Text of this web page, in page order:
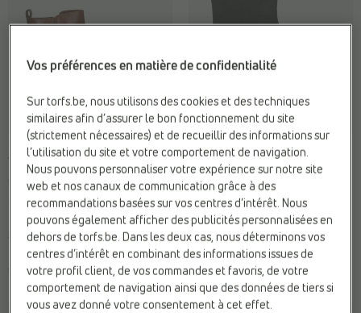
BOTTINES PLATES
Tamaris
€ 110,00
Confort: Amortis
supplémentaires
Marque:Tamaris
Sexe:Femmes
BOTTINES À TALONS
Tamaris
€ 79,95
Hauteur de talon:
cm)
Matière:Textile
Web-Only:N
Vos préférences en matière de confidentialité
Sur torfs.be, nous utilisons des cookies et des techniques
similaires afin d’assurer le bon fonctionnement du site
(strictement nécessaires) et de recueillir des informations sur
l’utilisation du site et votre comportement de navigation.
Nous pouvons personnaliser votre expérience sur notre site
web et nos canaux de communication grâce à des
recommandations basées sur vos centres d’intérêt. Nous
pouvons également afficher des publicités personnalisées en
dehors de torfs.be. Dans les deux cas, nous déterminons vos
centres d’intérêt en combinant des informations issues de
votre profil client, de vos commandes et favoris, de votre
comportement de navigation ainsi que des données de tiers si
vous avez donné votre consentement à cet effet.